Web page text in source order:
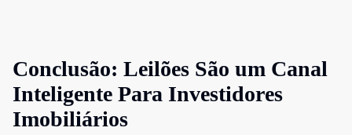
Conclusão: Leilões São um Canal
Inteligente Para Investidores
Imobiliários